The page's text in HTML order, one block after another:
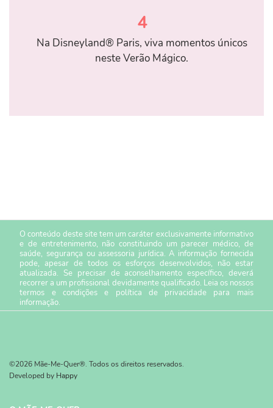
4
Na Disneyland® Paris, viva momentos únicos
neste Verão Mágico.
O conteúdo deste site tem um caráter exclusivamente informativo
e de entretenimento, não constituindo um parecer médico, de
saúde, segurança ou assessoria jurídica. A informação fornecida
pode, apesar de todos os esforços desenvolvidos, não estar
atualizada. Se precisar de aconselhamento específico, deverá
recorrer a um profissional devidamente qualificado. Leia os nossos
termos e condiçõese política de privacidade para mais
informação.
©2026 Mãe-Me-Quer®. Todos os direitos reservados.
Developed by Happy